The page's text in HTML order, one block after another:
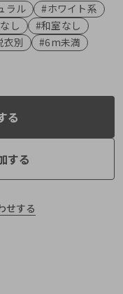
ラル
#ホワイト系
し
#和室なし
衣別
#6m未満
る
する
せする